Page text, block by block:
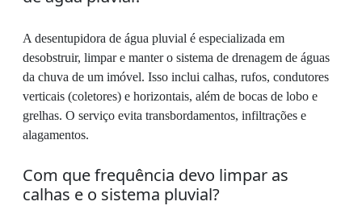
A desentupidora de água pluvial é especializada em
desobstruir, limpar e manter o sistema de drenagem de águas
da chuva de um imóvel. Isso inclui calhas, rufos, condutores
verticais (coletores) e horizontais, além de bocas de lobo e
grelhas. O serviço evita transbordamentos, infiltrações e
alagamentos.
Com que frequência devo limpar as
calhas e o sistema pluvial?